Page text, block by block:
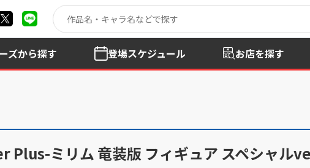
ズから探す 登場スケジュール お店を探す
ミリム 竜装版 フィギュア スペシャル